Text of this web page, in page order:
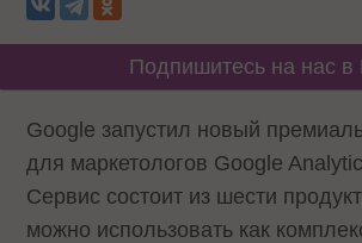
Подпишитесь на нас в
Google запустил новый
для маркетологов Google
Сервис состоит из шести
можно использовать как